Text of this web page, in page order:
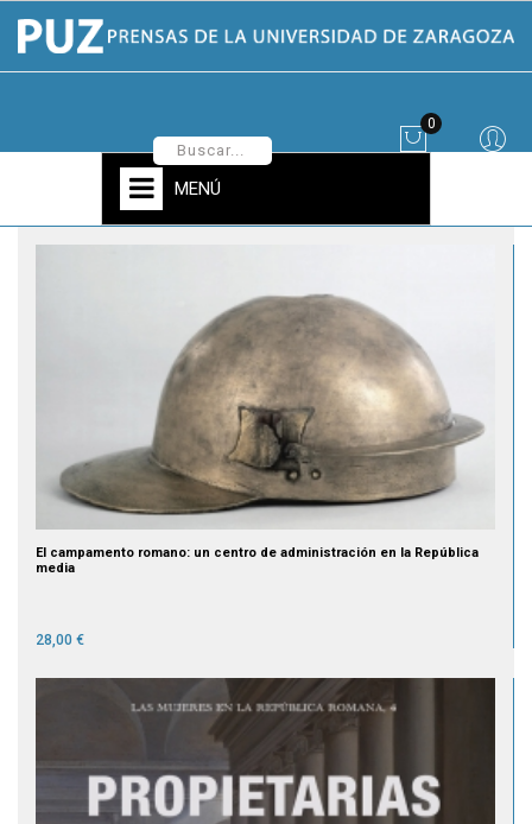
0
MENÚ
El campamento romano: un centro de administración en la República
media
28,00 €